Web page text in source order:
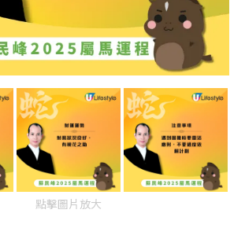
點擊圖片放大